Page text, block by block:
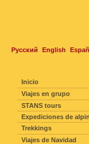
Русский English
Inicio
Viajes en grupo
STANS tours
Expediciones de
Trekkings
Viajes de Navidad